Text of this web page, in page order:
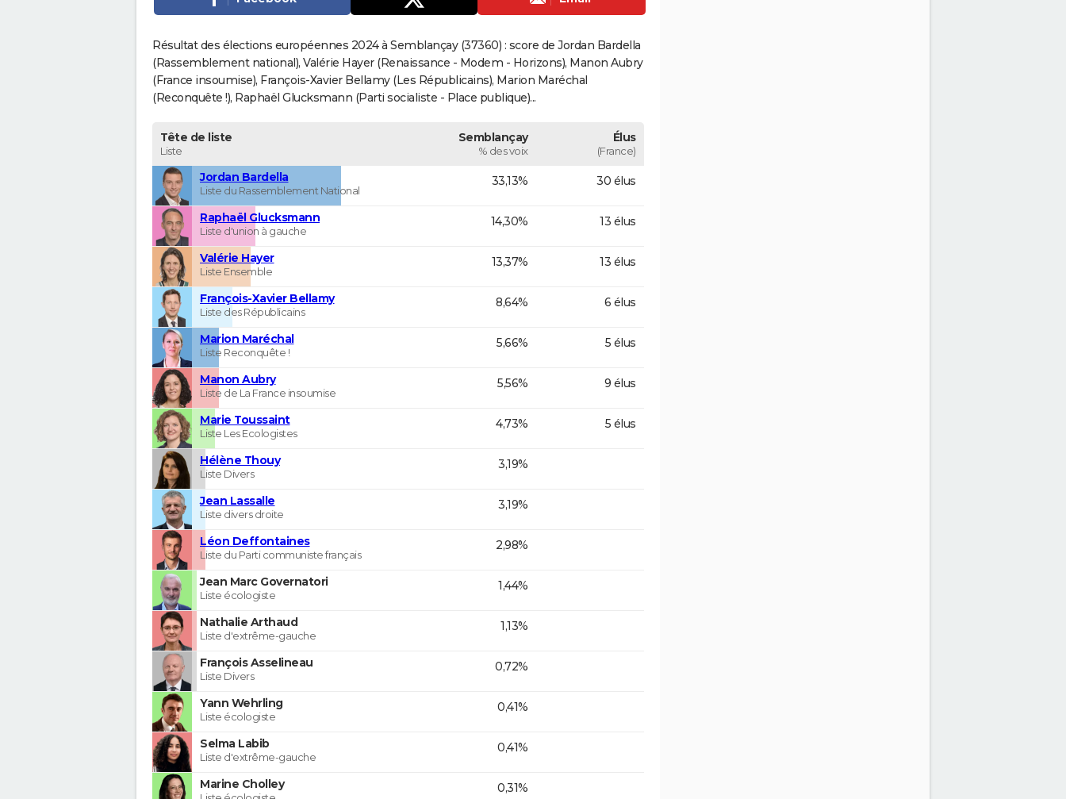
Résultat des élections européennes 2024 à Semblançay (37360) : score de Jordan Bardella
(Rassemblement national), Valérie Hayer (Renaissance - Modem - Horizons), Manon Aubry
(France insoumise), François-Xavier Bellamy (Les Républicains), Marion Maréchal
(Reconquête !), Raphaël Glucksmann (Parti socialiste - Place publique)...
Tête de liste
Liste
Semblançay
% des voix
Élus
(France)
Jordan Bardella
Liste du Rassemblement National
33,13% 30 élus
Raphaël Glucksmann
Liste d'union à gauche
14,30% 13 élus
Valérie Hayer
Liste Ensemble
13,37% 13 élus
François-Xavier Bellamy
Liste des Républicains
8,64% 6 élus
Marion Maréchal
Liste Reconquête !
5,66% 5 élus
Manon Aubry
Liste de La France insoumise
5,56% 9 élus
Marie Toussaint
Liste Les Ecologistes
4,73% 5 élus
Hélène Thouy
Liste Divers
3,19%
Jean Lassalle
Liste divers droite
3,19%
Léon Deffontaines
Liste du Parti communiste français
2,98%
Jean Marc Governatori
Liste écologiste
1,44%
Nathalie Arthaud
Liste d'extrême-gauche
1,13%
François Asselineau
Liste Divers
0,72%
Yann Wehrling
Liste écologiste
0,41%
Selma Labib
Liste d'extrême-gauche
0,41%
Marine Cholley 0,31%